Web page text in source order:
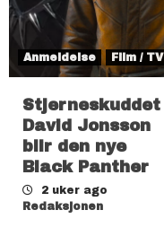
Anmeldelse Film / TV
Stjerneskuddet
David Jonsson
blir den nye
Black Panther
2 uker ago
Redaksjonen